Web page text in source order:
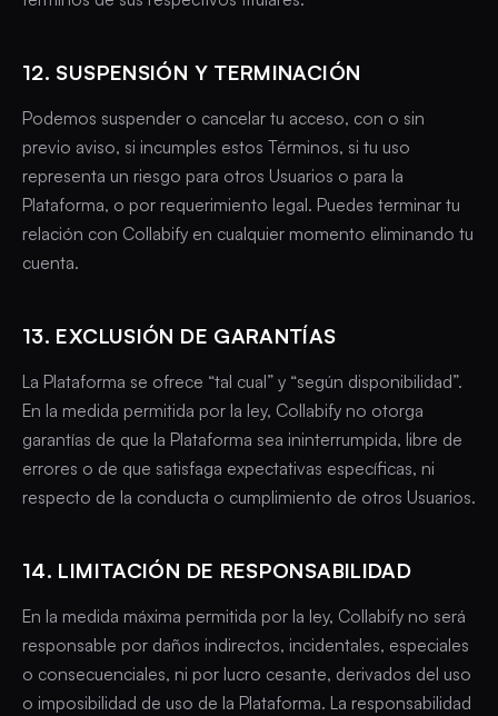
12. SUSPENSIÓN Y TERMINACIÓN
Podemos suspender o cancelar tu acceso, con o sin
previo aviso, si incumples estos Términos, si tu uso
representa un riesgo para otros Usuarios o para la
Plataforma, o por requerimiento legal. Puedes terminar tu
relación con Collabify en cualquier momento eliminando tu
cuenta.
13. EXCLUSIÓN DE GARANTÍAS
La Plataforma se ofrece “tal cual” y “según disponibilidad”.
En la medida permitida por la ley, Collabify no otorga
garantías de que la Plataforma sea ininterrumpida, libre de
errores o de que satisfaga expectativas específicas, ni
respecto de la conducta o cumplimiento de otros Usuarios.
14. LIMITACIÓN DE RESPONSABILIDAD
En la medida máxima permitida por la ley, Collabify no será
responsable por daños indirectos, incidentales, especiales
o consecuenciales, ni por lucro cesante, derivados del uso
o imposibilidad de uso de la Plataforma. La responsabilidad